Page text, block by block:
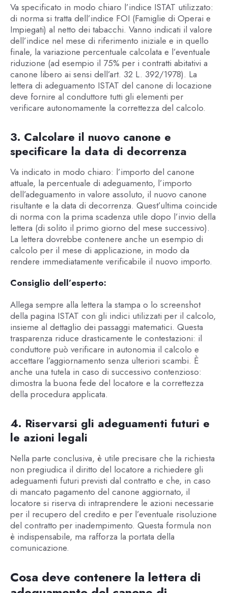
Va specificato in modo chiaro l’indice ISTAT utilizzato:
di norma si tratta dell’indice FOI (Famiglie di Operai e
Impiegati) al netto dei tabacchi. Vanno indicati il valore
dell’indice nel mese di riferimento iniziale e in quello
finale, la variazione percentuale calcolata e l’eventuale
riduzione (ad esempio il 75% per i contratti abitativi a
canone libero ai sensi dell’art. 32 L. 392/1978). La
lettera di adeguamento ISTAT del canone di locazione
deve fornire al conduttore tutti gli elementi per
verificare autonomamente la correttezza del calcolo.
3. Calcolare il nuovo canone e
specificare la data di decorrenza
Va indicato in modo chiaro: l’importo del canone
attuale, la percentuale di adeguamento, l’importo
dell’adeguamento in valore assoluto, il nuovo canone
risultante e la data di decorrenza. Quest’ultima coincide
di norma con la prima scadenza utile dopo l’invio della
lettera (di solito il primo giorno del mese successivo).
La lettera dovrebbe contenere anche un esempio di
calcolo per il mese di applicazione, in modo da
rendere immediatamente verificabile il nuovo importo.
Consiglio dell’esperto:
Allega sempre alla lettera la stampa o lo screenshot
della pagina ISTAT con gli indici utilizzati per il calcolo,
insieme al dettaglio dei passaggi matematici. Questa
trasparenza riduce drasticamente le contestazioni: il
conduttore può verificare in autonomia il calcolo e
accettare l’aggiornamento senza ulteriori scambi. È
anche una tutela in caso di successivo contenzioso:
dimostra la buona fede del locatore e la correttezza
della procedura applicata.
4. Riservarsi gli adeguamenti futuri e
le azioni legali
Nella parte conclusiva, è utile precisare che la richiesta
non pregiudica il diritto del locatore a richiedere gli
adeguamenti futuri previsti dal contratto e che, in caso
di mancato pagamento del canone aggiornato, il
locatore si riserva di intraprendere le azioni necessarie
per il recupero del credito e per l’eventuale risoluzione
del contratto per inadempimento. Questa formula non
è indispensabile, ma rafforza la portata della
comunicazione.
Cosa deve contenere la lettera di